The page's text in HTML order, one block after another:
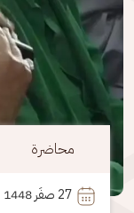
محاضرة
27 صفَر 1448